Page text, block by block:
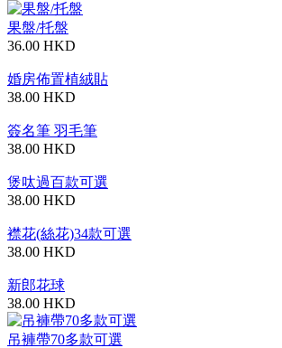
果盤/托盤
36.00 HKD
婚房佈置植絨貼
38.00 HKD
簽名筆 羽毛筆
38.00 HKD
煲呔過百款可選
38.00 HKD
襟花(絲花)34款可選
38.00 HKD
新郎花球
38.00 HKD
吊褲帶70多款可選